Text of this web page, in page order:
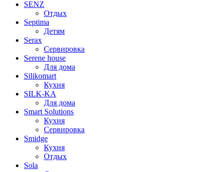
SENZ
Отдых
Septima
Детям
Serax
Сервировка
Serene house
Для дома
Silikomart
Кухня
SILK-KA
Для дома
Smart Solutions
Кухня
Сервировка
Smidge
Кухня
Отдых
Sola